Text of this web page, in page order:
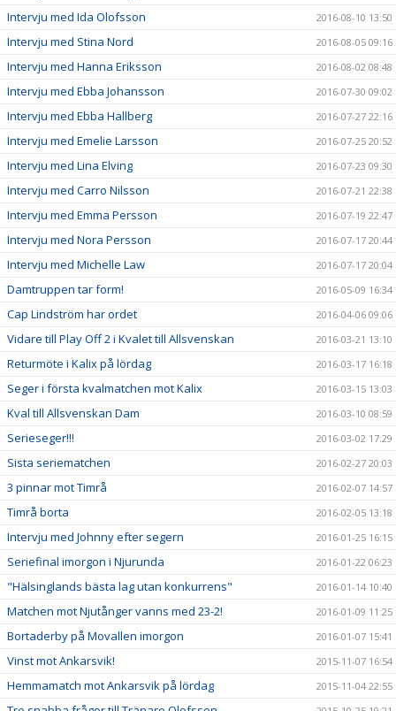
Intervju med Ida Olofsson 2016-08-10 13:50
Intervju med Stina Nord 2016-08-05 09:16
Intervju med Hanna Eriksson 2016-08-02 08:48
Intervju med Ebba Johansson 2016-07-30 09:02
Intervju med Ebba Hallberg 2016-07-27 22:16
Intervju med Emelie Larsson 2016-07-25 20:52
Intervju med Lina Elving 2016-07-23 09:30
Intervju med Carro Nilsson 2016-07-21 22:38
Intervju med Emma Persson 2016-07-19 22:47
Intervju med Nora Persson 2016-07-17 20:44
Intervju med Michelle Law 2016-07-17 20:04
Damtruppen tar form! 2016-05-09 16:34
Cap Lindström har ordet 2016-04-06 09:06
Vidare till Play Off 2 i Kvalet till Allsvenskan 2016-03-21 13:10
Returmöte i Kalix på lördag 2016-03-17 16:18
Seger i första kvalmatchen mot Kalix 2016-03-15 13:03
Kval till Allsvenskan Dam 2016-03-10 08:59
Serieseger!!! 2016-03-02 17:29
Sista seriematchen 2016-02-27 20:03
3 pinnar mot Timrå 2016-02-07 14:57
Timrå borta 2016-02-05 13:18
Intervju med Johnny efter segern 2016-01-25 16:15
Seriefinal imorgon i Njurunda 2016-01-22 06:23
"Hälsinglands bästa lag utan konkurrens" 2016-01-14 10:40
Matchen mot Njutånger vanns med 23-2! 2016-01-09 11:25
Bortaderby på Movallen imorgon 2016-01-07 15:41
Vinst mot Ankarsvik! 2015-11-07 16:54
Hemmamatch mot Ankarsvik på lördag 2015-11-04 22:55